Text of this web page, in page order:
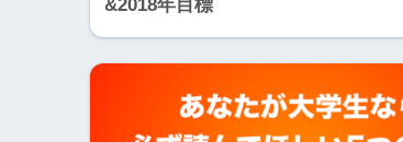
&2018年目標